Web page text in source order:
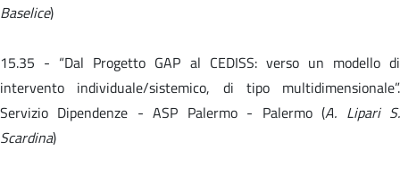
Baselice)
15.35 - “Dal Progetto GAP al CEDISS: verso un modello di
intervento individuale/sistemico, di tipo multidimensionale”.
Servizio Dipendenze - ASP Palermo - Palermo (A. Lipari S.
Scardina)